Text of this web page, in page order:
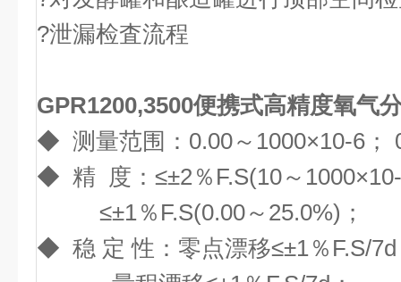
?泄漏检査流程
GPR1200,3500便携式高精度氧气
◆ 测量范围：0.00～1000×10-6；
◆ 精 度：≤±2％F.S(10～
≤±1％F.S(0.00～25.0%)；
◆ 稳 定 性：零点漂移≤±1％F.S/7d